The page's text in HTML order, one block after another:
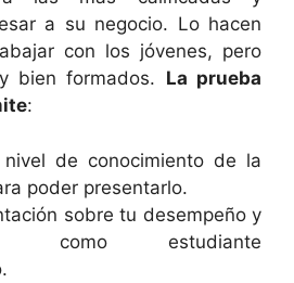
a su negocio. Lo hacen
con los jóvenes, pero
bien formados. La prueba
:
de conocimiento de la
poder presentarlo.
sobre tu desempeño y
como estudiante